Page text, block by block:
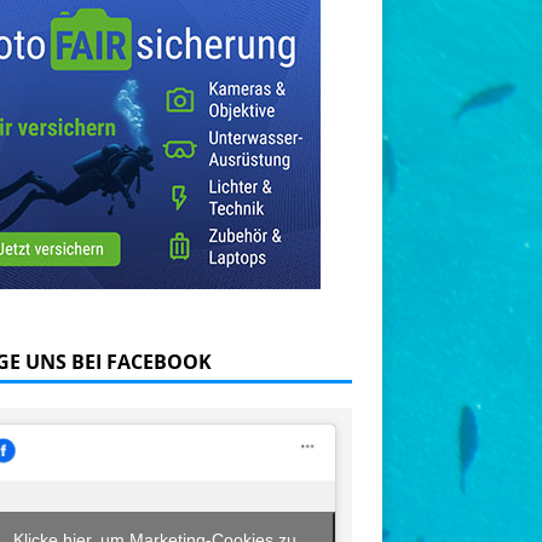
UNS BEI FACEBOOK